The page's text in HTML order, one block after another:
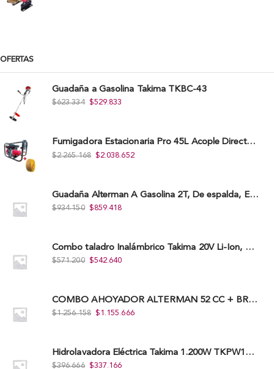
OFERTAS
Guadaña a Gasolina Takima TKBC-43
$623.334 $529.833
Fumigadora Estacionaria Pro 45L Acople Directo con Accesorios
$2.265.168 $2.038.652
Guadaña Alterman A Gasolina 2T, De espalda, Eje Flexible, 43Cc, Xbc43B-I
$934.150 $859.418
Combo taladro Inalámbrico Takima 20V Li-Ion, Tklcd-20. + Polichadora Takima 7″ 1.200W, Tksp-180-D.
$571.200 $542.640
COMBO AHOYADOR ALTERMAN 52 CC + BROCA DE 20 CM X 80 CM + BROCA DE 15 CM X 80 CM
$1.256.158 $1.155.666
Hidrolavadora Eléctrica Takima 1.200W TKPW1200-13
$396.666 $337.166